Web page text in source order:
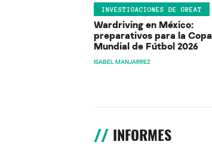
INVESTIGACIONES DE GREAT
Wardriving en México:
preparativos para la Copa
Mundial de Fútbol 2026
ISABEL MANJARREZ
INFORMES